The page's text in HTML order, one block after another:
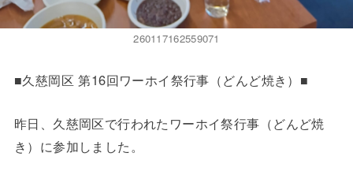
260117162559071
■久慈岡区 第16回ワーホイ祭行事（どんど焼き）■
昨日、久慈岡区で行われたワーホイ祭行事（どんど焼
き）に参加しました。